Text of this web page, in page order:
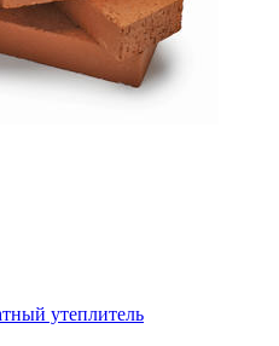
утеплитель